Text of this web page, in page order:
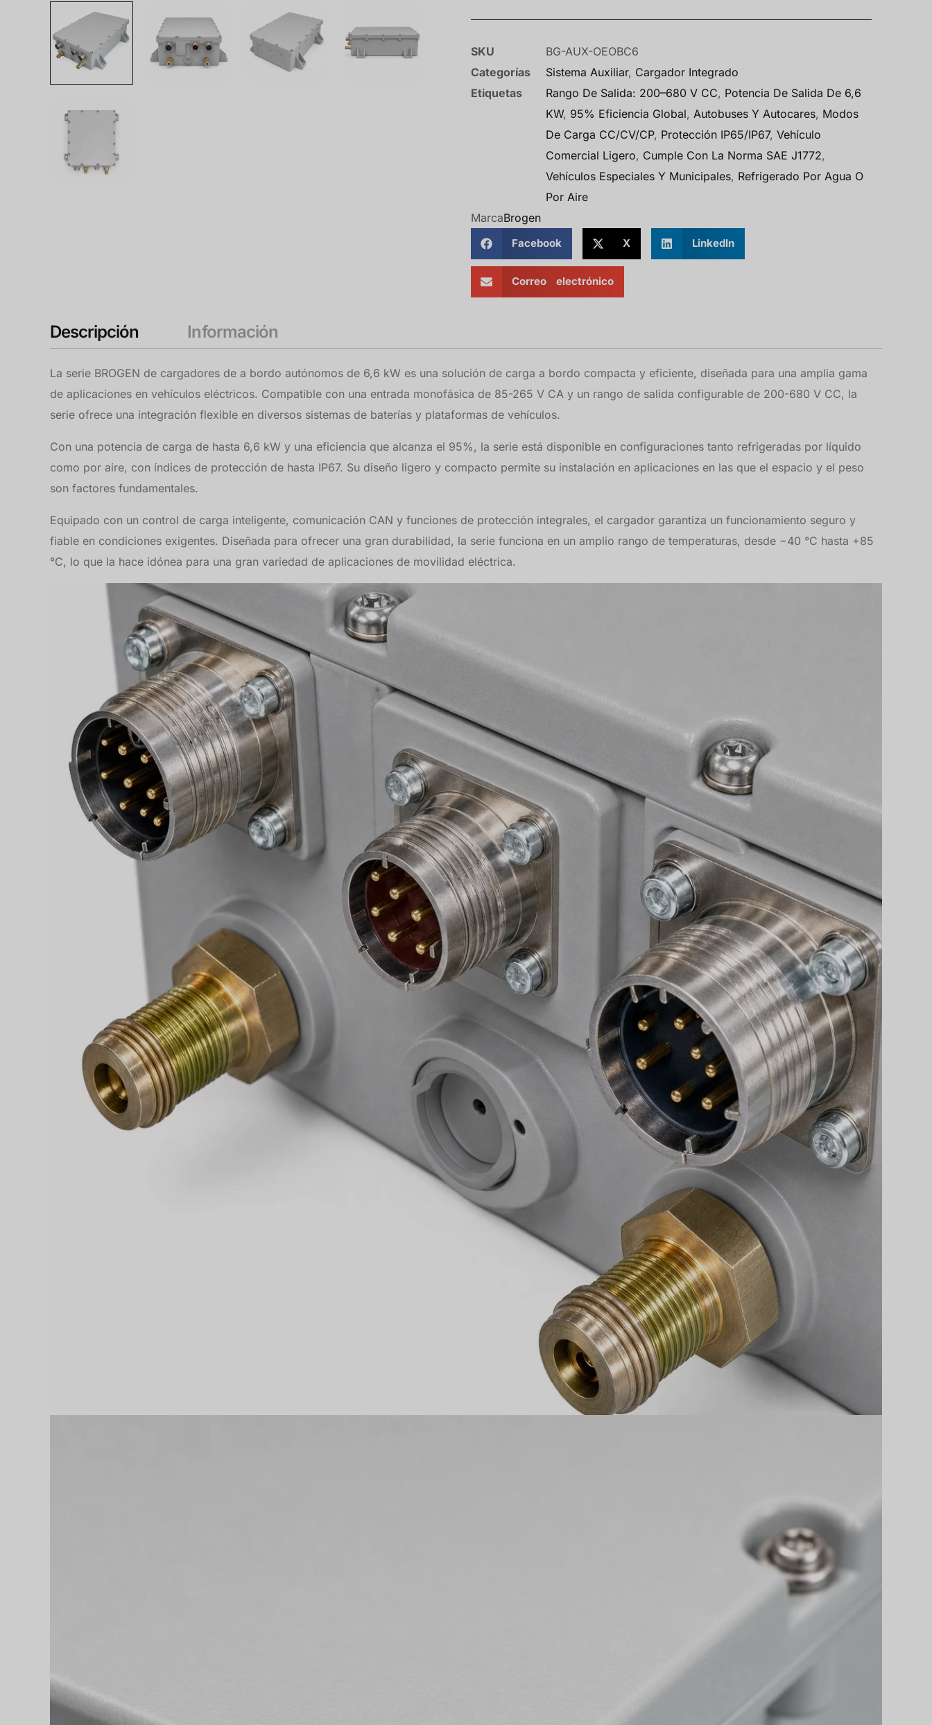
SKU
BG-AUX-OEOBC6
Categorías
Sistema Auxiliar, Cargador Integrado
Etiquetas
Rango De Salida: 200–680 V CC, Potencia De Salida De 6,6
KW, 95% Eficiencia Global, Autobuses Y Autocares, Modos
De Carga CC/CV/CP, Protección IP65/IP67,Vehículo
Comercial Ligero, Cumple Con La Norma SAE J1772,
Vehículos Especiales Y Municipales, Refrigerado Por Agua O
Por Aire
MarcaBrogen
Facebook X LinkedIn
Correo electrónico
Descripción Información
La serie BROGEN de cargadores de a bordo autónomos de 6,6 kW es una solución de carga a bordo compacta y eficiente, diseñada para una amplia gama
de aplicaciones en vehículos eléctricos. Compatible con una entrada monofásica de 85-265 V CA y un rango de salida configurable de 200-680 V CC, la
serie ofrece una integración flexible en diversos sistemas de baterías y plataformas de vehículos.
Con una potencia de carga de hasta 6,6 kW y una eficiencia que alcanza el 95%, la serie está disponible en configuraciones tanto refrigeradas por líquido
como por aire, con índices de protección de hasta IP67. Su diseño ligero y compacto permite su instalación en aplicaciones en las que el espacio y el peso
son factores fundamentales.
Equipado con un control de carga inteligente, comunicación CAN y funciones de protección integrales, el cargador garantiza un funcionamiento seguro y
fiable en condiciones exigentes. Diseñada para ofrecer una gran durabilidad, la serie funciona en un amplio rango de temperaturas, desde −40 °C hasta +85
°C, lo que la hace idónea para una gran variedad de aplicaciones de movilidad eléctrica.